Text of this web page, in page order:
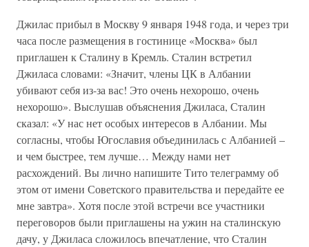
Джилас прибыл в Москву 9 января 1948 года, и через три
часа после размещения в гостинице «Москва» был
приглашен к Сталину в Кремль. Сталин встретил
Джиласа словами: «Значит, члены ЦК в Албании
убивают себя из-за вас! Это очень нехорошо, очень
нехорошо». Выслушав объяснения Джиласа, Сталин
сказал: «У нас нет особых интересов в Албании. Мы
согласны, чтобы Югославия объединилась с Албанией –
и чем быстрее, тем лучше… Между нами нет
расхождений. Вы лично напишите Тито телеграмму об
этом от имени Советского правительства и передайте ее
мне завтра». Хотя после этой встречи все участники
переговоров были приглашены на ужин на сталинскую
дачу, у Джиласа сложилось впечатление, что Сталин